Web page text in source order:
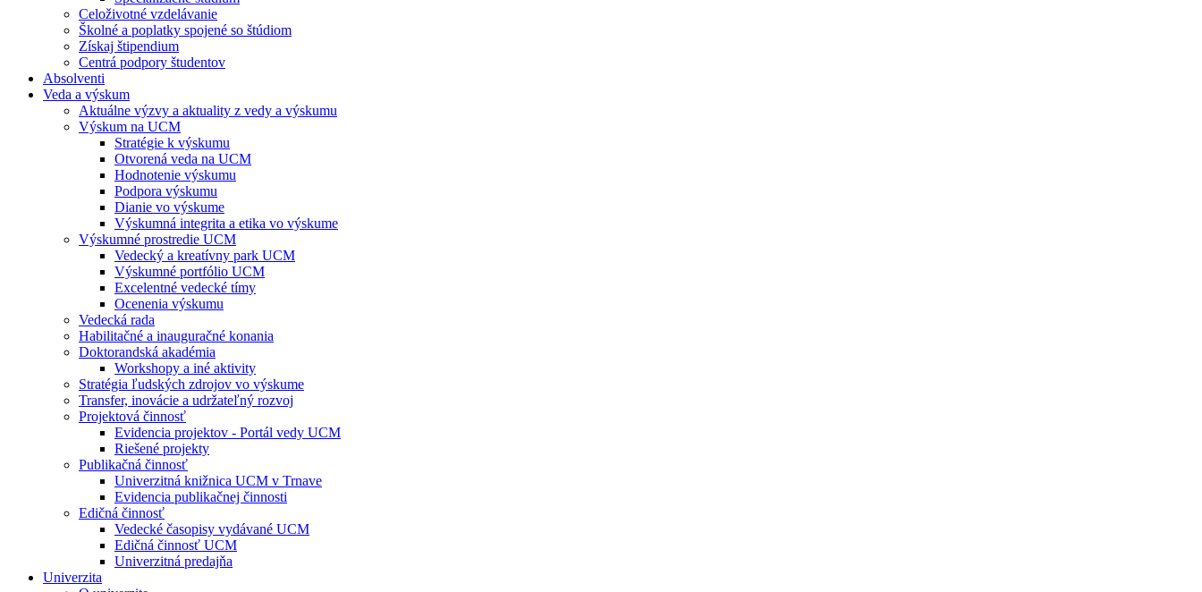
Celoživotné vzdelávanie
Školné a poplatky spojené so štúdiom
Získaj štipendium
Centrá podpory študentov
Absolventi
Veda a výskum
Aktuálne výzvy a aktuality z vedy a výskumu
Výskum na UCM
Stratégie k výskumu
Otvorená veda na UCM
Hodnotenie výskumu
Podpora výskumu
Dianie vo výskume
Výskumná integrita a etika vo výskume
Výskumné prostredie UCM
Vedecký a kreatívny park UCM
Výskumné portfólio UCM
Excelentné vedecké tímy
Ocenenia výskumu
Vedecká rada
Habilitačné a inauguračné konania
Doktorandská akadémia
Workshopy a iné aktivity
Stratégia ľudských zdrojov vo výskume
Transfer, inovácie a udržateľný rozvoj
Projektová činnosť
Evidencia projektov - Portál vedy UCM
Riešené projekty
Publikačná činnosť
Univerzitná knižnica UCM v Trnave
Evidencia publikačnej činnosti
Edičná činnosť
Vedecké časopisy vydávané UCM
Edičná činnosť UCM
Univerzitná predajňa
Univerzita